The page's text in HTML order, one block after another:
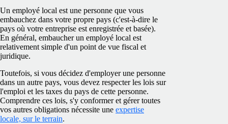
Un employé local est une personne que vous
embauchez dans votre propre pays (c'est-à-dire le
pays où votre entreprise est enregistrée et basée).
En général, embaucher un employé local est
relativement simple d'un point de vue fiscal et
juridique.
Toutefois, si vous décidez d'employer une personne
dans un autre pays, vous devez respecter les lois sur
l'emploi et les taxes du pays de cette personne.
Comprendre ces lois, s'y conformer et gérer toutes
vos autres obligations nécessite une expertise
locale, sur le terrain.